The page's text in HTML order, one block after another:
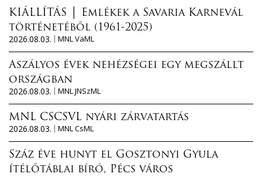
KIÁLLÍTÁS │ Emlékek a Savaria Karnevál
történetéből (1961-2025)
2026.08.03.
MNL VaML
Aszályos évek nehézségei egy megszállt
országban
2026.08.03.
MNL JNSzML
MNL CSCSVL nyári zárvatartás
2026.08.03.
MNL CsML
Száz éve hunyt el Gosztonyi Gyula
ítélőtáblai bíró, Pécs város